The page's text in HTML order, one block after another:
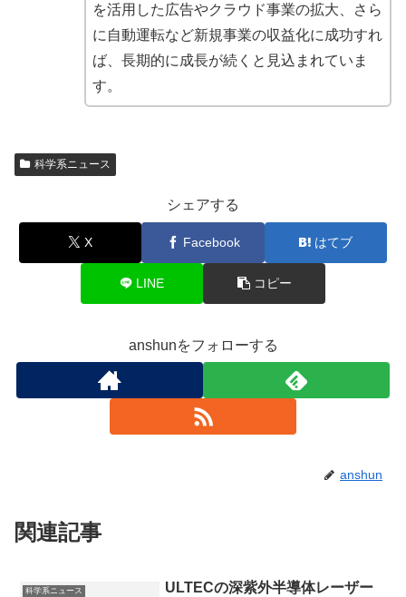
を活用した広告やクラウド事業の拡大、さら
に自動運転など新規事業の収益化に成功すれ
ば、長期的に成長が続くと見込まれていま
す。
科学系ニュース
シェアする
X Facebook はてブ
LINE コピー
anshunをフォローする
anshun
関連記事
科学系ニュース
ULTECの深紫外半導体レーザー